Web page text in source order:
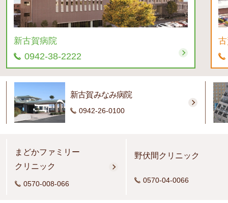
新古賀病院
0942-38-2222
新古賀みなみ病院
0942-26-0100
まどかファミリー
クリニック
0570-008-066
野伏間クリニック
0570-04-0066